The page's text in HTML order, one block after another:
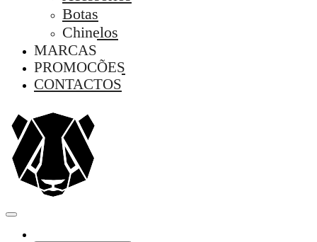
Botas
Chinelos
MARCAS
PROMOÇÕES
CONTACTOS